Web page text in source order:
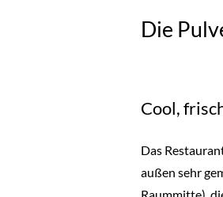
Die
Cool,
Das
außen sehr